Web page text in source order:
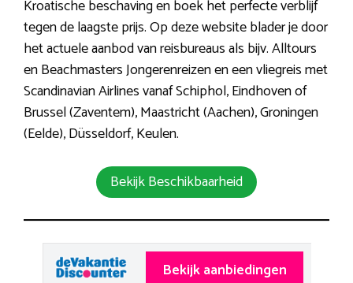
Kroatische beschaving en boek het perfecte verblijf
tegen de laagste prijs. Op deze website blader je door
het actuele aanbod van reisbureaus als bijv. Alltours
en Beachmasters Jongerenreizen en een vliegreis met
Scandinavian Airlines vanaf Schiphol, Eindhoven of
Brussel (Zaventem), Maastricht (Aachen), Groningen
(Eelde), Düsseldorf, Keulen.
Bekijk Beschikbaarheid
Bekijk aanbiedingen